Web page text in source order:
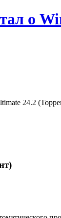
о
24.2